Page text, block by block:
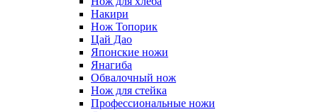
Накири
Нож Топорик
Цай Дао
Японские ножи
Янагиба
Обвалочный нож
Нож для стейка
Профессиональные ножи